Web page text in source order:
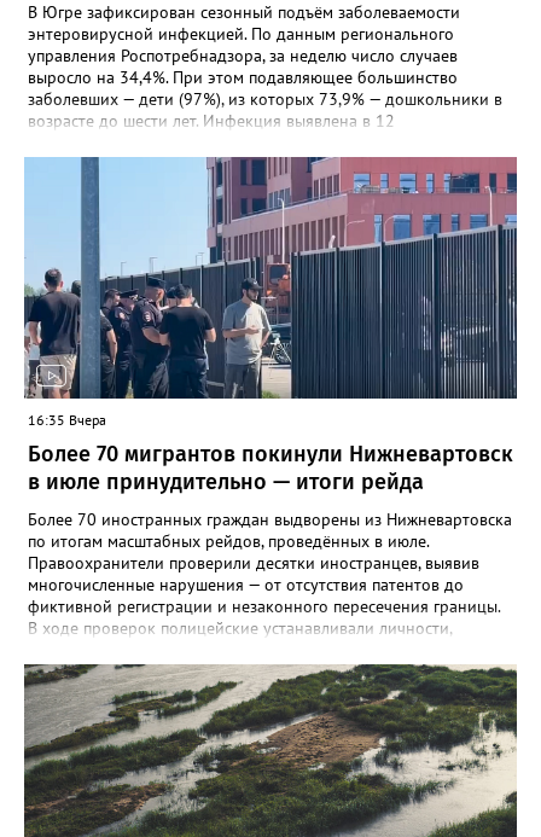
В Югре зафиксирован сезонный подъём заболеваемости
энтеровирусной инфекцией. По данным регионального
управления Роспотребнадзора, за неделю число случаев
выросло на 34,4%. При этом подавляющее большинство
заболевших — дети (97%), из которых 73,9% — дошкольники в
возрасте до шести лет. Инфекция выявлена в 12
Нижневартовск, Мегион, Нягань, Лангепас, Радужный, а также
Нижневартовский, Октябрьский, Советский, Сургутский и
Ханты-Мансийский районы. В большинстве случаев болезнь
проявляется в виде высыпаний на слизистой рта и
конечностях. На долю энтеровирусного менингита приходится
5,6% случаев. Лабораторные исследования подтвердили
циркуляцию нескольких типов вирусов Коксаки и эховирусов.
Специалисты напоминают о важности соблюдения правил
личной гигиены и рекомендуют при первых симптомах
обращаться к врачу.
16:35 Вчера
Более 70 мигрантов покинули Нижневартовск
в июле принудительно — итоги рейда
Более 70 иностранных граждан выдворены из Нижневартовска
по итогам масштабных рейдов, проведённых в июле.
Правоохранители проверили десятки иностранцев, выявив
многочисленные нарушения — от отсутствия патентов до
фиктивной регистрации и незаконного пересечения границы.
В ходе проверок полицейские устанавливали личности,
также сверяли заявленную цель въезда с фактической
деятельностью. Особое внимание уделялось законности
постановки на учёт принимающей стороной. Все нарушения
фиксировались, на нарушителей составляли протоколы. Всего
за июль составлено более 180 протоколов по главе 18 КоАП
РФ и статье 19.27 КоАП РФ (ложные сведения при постановке
на учёт), а также 4 протокола за уклонение от уплаты штрафа.
По результатам судебных решений вынесено 71